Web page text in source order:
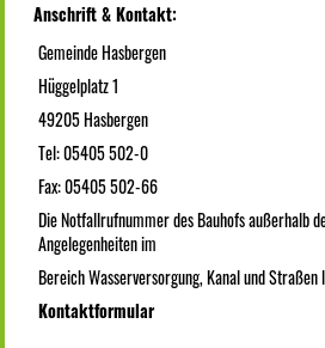
Anschrift & Kontakt:
Gemeinde Hasbergen
Hüggelplatz 1
49205 Hasbergen
Tel: 05405 502-0
Fax: 05405 502-66
Die Notfallrufnummer des Bauhofs außerhalb
Angelegenheiten im
Bereich Wasserversorgung, Kanal und
Kontaktformular